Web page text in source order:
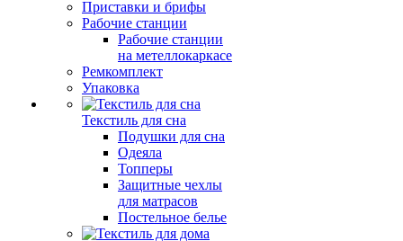
Приставки и брифы
Рабочие станции
Рабочие станции
на метеллокаркасе
Ремкомплект
Упаковка
Текстиль для сна
Подушки для сна
Одеяла
Топперы
Защитные чехлы
для матрасов
Постельное белье